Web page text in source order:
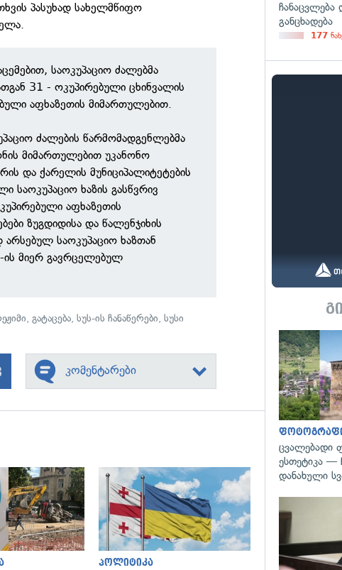
პასუხად სახელმწიფო
საოკუპაციო ძალებმა
31 - ოკუპირებული ცხინვალის
აფხაზეთის მიმართულებით.
ძალების წარმომადგენლებმა
მიმართულებით უკანონო
და ქარელის მუნიციპალიტეტების
საოკუპაციო ხაზის გასწვრივ
აფხაზეთის
ზუგდიდისა და წალენჯიხის
არსებულ საოკუპაციო ხაზთან
ის მიერ გავრცელებულ
,გატაცება,სუს-ის ჩანაწერები,სუსი
კომენტარები
გადახედვა გადახედვა
პოლიტიკა
განცხადება
177
ცვალებადი
ესთეტიკა —
დანახული